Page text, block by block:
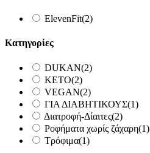
ElevenFit(2)
Κατηγορίες
DUKAN(2)
KETO(2)
VEGAN(2)
ΓΙΑ ΔΙΑΒΗΤΙΚΟΥΣ(1)
Διατροφή-Δίαιτες(2)
Ροφήματα χωρίς ζάχαρη(1)
Τρόφιμα(1)